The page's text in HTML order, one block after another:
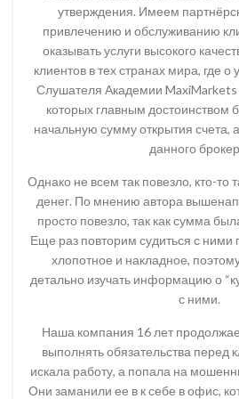
утверждения. Имеем
привлечению и обслуживанию
оказывать услуги высокого
клиентов в тех странах мира, где
Слушателя Академии
которых главным достоинством
начальную сумму открытия счета,
данного
Однако не всем так повезло, кто-то
денег. По мнению автора
просто повезло, так как сумма
Еще раз повторим судиться с
хлопотное и накладное,
детально изучать информацию о
с ними.
Наша компания 16 лет
выполнять обязательства
искала работу, а попала на
Они заманили ее в к себе в офис,